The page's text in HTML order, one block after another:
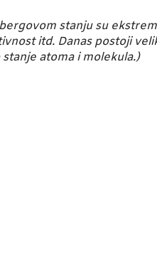
stanju su
itd. Danas postoji
atoma i molekula.)